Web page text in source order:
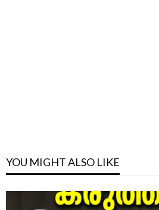
YOU MIGHT ALSO LIKE